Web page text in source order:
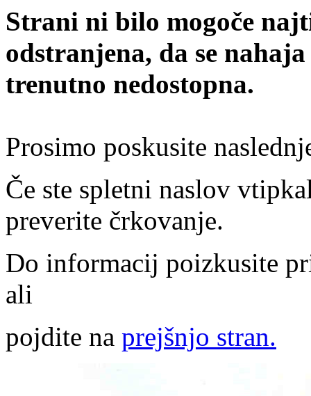
Strani ni bilo mogoče
odstranjena, da se
trenutno nedostopna.
Prosimo poskusite
Če ste spletni naslov
preverite črkovanje.
Do informacij poizkusite
ali
pojdite na prejšnjo stran.